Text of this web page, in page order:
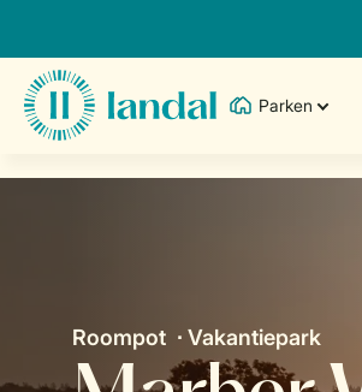
Parken